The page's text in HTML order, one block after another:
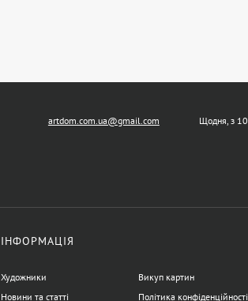
artdom.com.ua@gmail.com Щодня, з
ІНФОРМАЦІЯ
Художники
Новини та статті
Викуп картин
Політика конфіденційності